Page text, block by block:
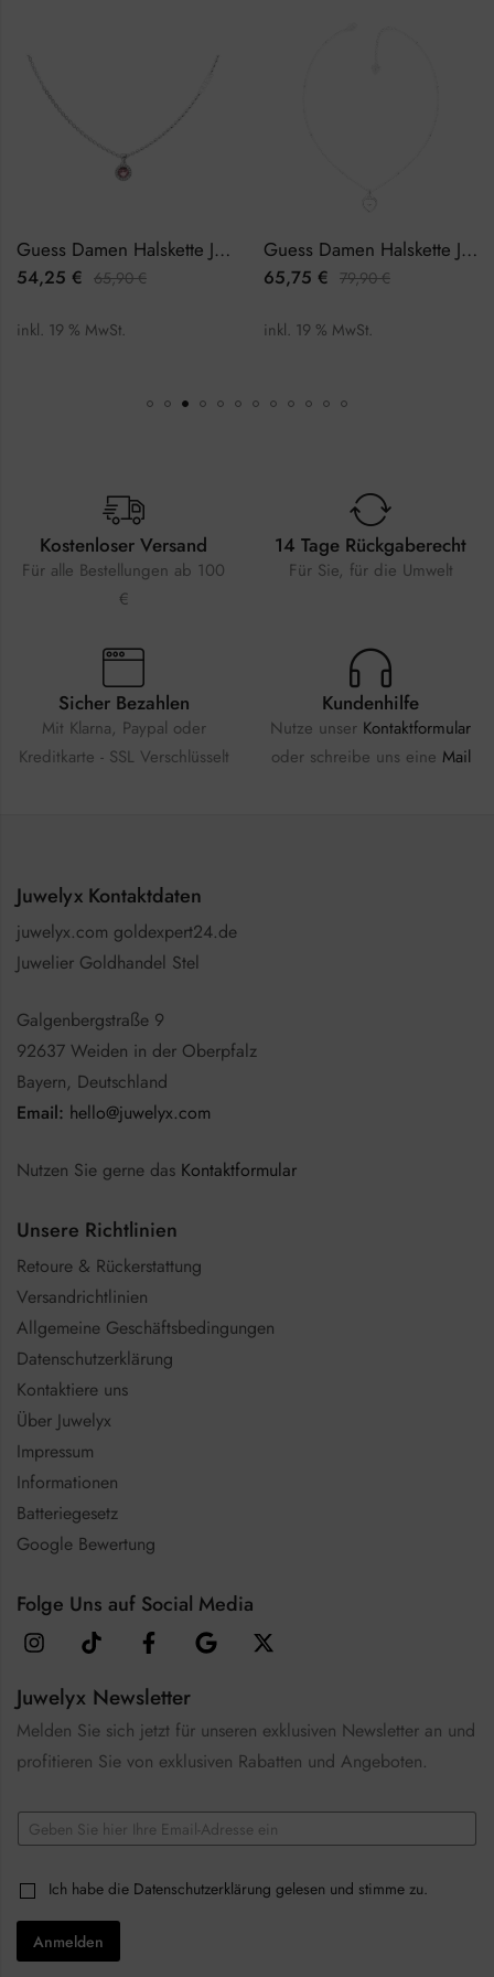
Guess Damen Halskette JUBN02245JWRHPKTU
54,25 € 65,90€
inkl. 19 % MwSt.
Guess Damen Halskette JUBN01420JWRHTU
65,75 € 79,90€
inkl. 19 % MwSt.
Kostenloser Versand
Für alle Bestellungen ab 100
€
14 Tage Rückgaberecht
Für Sie, für die Umwelt
Sicher Bezahlen
Mit Klarna, Paypal oder
Kreditkarte - SSL Verschlüsselt
Kundenhilfe
Nutze unser Kontaktformular
oder schreibe uns eine Mail
Juwelyx Kontaktdaten
juwelyx.com goldexpert24.de
Juwelier Goldhandel Stel
Galgenbergstraße 9
92637 Weiden in der Oberpfalz
Bayern, Deutschland
Email: hello@juwelyx.com
Nutzen Sie gerne das Kontaktformular
Unsere Richtlinien
Retoure & Rückerstattung
Versandrichtlinien
Allgemeine Geschäftsbedingungen
Datenschutzerklärung
Kontaktiere uns
Über Juwelyx
Impressum
Informationen
Batteriegesetz
Google Bewertung
Folge Uns auf Social Media
Juwelyx Newsletter
Melden Sie sich jetzt für unseren exklusiven Newsletter an und
profitieren Sie von exklusiven Rabatten und Angeboten.
E
a
i
l
E
m
lC
h
e
k
Ich habe die Datenschutzerklärung gelesen und stimme zu.
Anmelden